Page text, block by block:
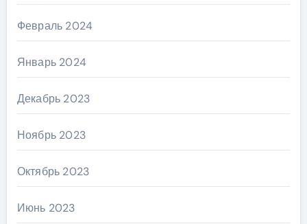
Февраль 2024
Январь 2024
Декабрь 2023
Ноябрь 2023
Октябрь 2023
Июнь 2023